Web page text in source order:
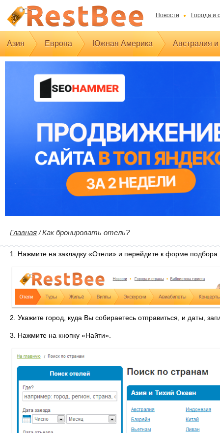
Новости Города и
Азия Европа Южная Америка Австралия
Главная /Как бронировать отель?
1. Нажмите на закладку «Отели» и перейдите к форме подбора.
2. Укажите город, куда Вы собираетесь отправиться, и даты,
3. Нажмите на кнопку «Найти».